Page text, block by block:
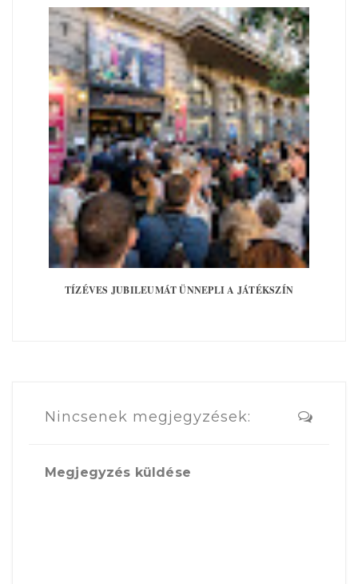
TÍZÉVES JUBILEUMÁT ÜNNEPLI A JÁTÉKSZÍN
Nincsenek megjegyzések:
Megjegyzés küldése